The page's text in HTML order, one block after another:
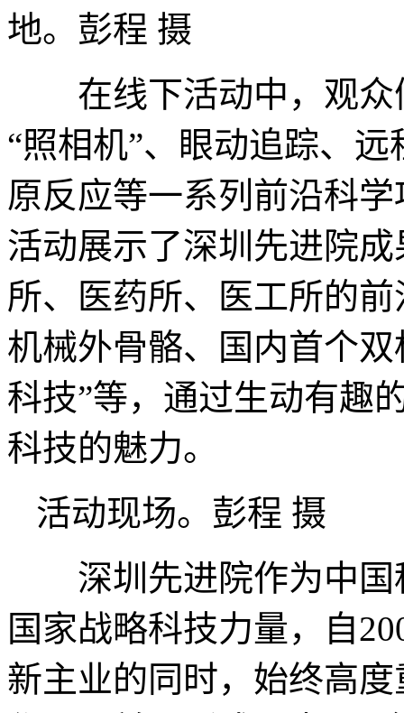
地。彭程 摄
在线下活动中，观众
“照相机”、眼动追踪、
原反应等一系列前沿科
活动展示了深圳先进院
所、医药所、医工所的
机械外骨骼、国内首个
科技”等，通过生动有趣
科技的魅力。
活动现场。彭程 摄
深圳先进院作为中国
国家战略科技力量，自
新主业的同时，始终高